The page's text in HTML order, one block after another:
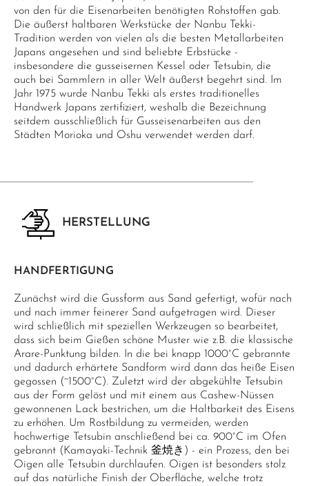
von den für die Eisenarbeiten benötigten Rohstoffen gab.
Die äußerst haltbaren Werkstücke der Nanbu Tekki-
Tradition werden von vielen als die besten Metallarbeiten
Japans angesehen und sind beliebte Erbstücke -
insbesondere die gusseisernen Kessel oder Tetsubin, die
auch bei Sammlern in aller Welt äußerst begehrt sind. Im
Jahr 1975 wurde Nanbu Tekki als erstes traditionelles
Handwerk Japans zertifiziert, weshalb die Bezeichnung
seitdem ausschließlich für Gusseisenarbeiten aus den
Städten Morioka und Oshu verwendet werden darf.
HERSTELLUNG
HANDFERTIGUNG
Zunächst wird die Gussform aus Sand gefertigt, wofür nach
und nach immer feinerer Sand aufgetragen wird. Dieser
wird schließlich mit speziellen Werkzeugen so bearbeitet,
dass sich beim Gießen schöne Muster wie z.B. die klassische
Arare-Punktung bilden. In die bei knapp 1000°C gebrannte
und dadurch erhärtete Sandform wird dann das heiße Eisen
gegossen (~1500°C). Zuletzt wird der abgekühlte Tetsubin
aus der Form gelöst und mit einem aus Cashew-Nüssen
gewonnenen Lack bestrichen, um die Haltbarkeit des Eisens
zu erhöhen. Um Rostbildung zu vermeiden, werden
hochwertige Tetsubin anschließend bei ca. 900°C im Ofen
gebrannt (Kamayaki-Technik 釜焼き) - ein Prozess, den bei
Oigen alle Tetsubin durchlaufen. Oigen ist besonders stolz
auf das natürliche Finish der Oberfläche, welche trotz